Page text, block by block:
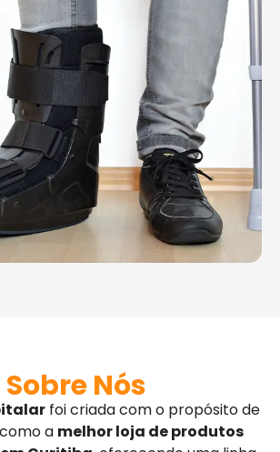
Sobre Nós
foi criada com o propósito de
a melhor loja de produtos